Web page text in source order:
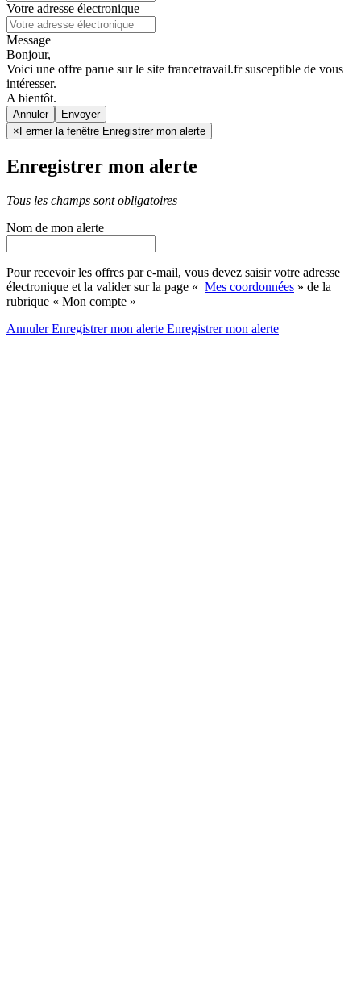
Votre adresse électronique
Message
Bonjour,
Voici une offre parue sur le site francetravail.fr susceptible de vous
intéresser.
A bientôt.
Annuler
× Fermer la fenêtre Enregistrer mon alerte
Enregistrer mon alerte
Tous les champs sont obligatoires
Nom de mon alerte
Pour recevoir les offres par e-mail, vous devez saisir votre adresse
électronique et la valider sur la page « Mes coordonnées » de la
rubrique « Mon compte »
AnnulerEnregistrer mon alerte Enregistrermon alerte